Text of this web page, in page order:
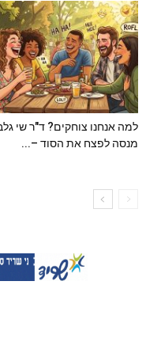
למה אנחנו צוחקים? ד"ר שי
מנסה לפצח את הסוד –...